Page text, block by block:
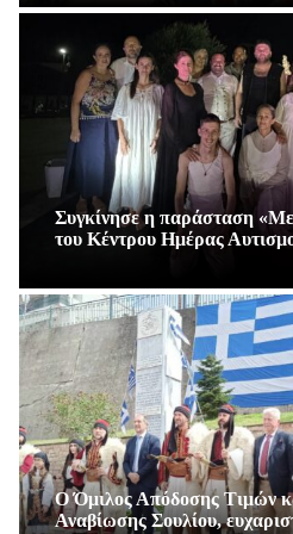
Συγκίνησε η παράσταση
του Κέντρου Ημέρας
Ο Όμιλος Απόδοσης Τιμών
Αναβίωσης Σουλίου,